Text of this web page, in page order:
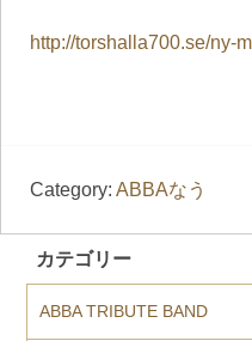
http://torshalla700.se/ny-
Category: ABBAなう
カテゴリー
ABBA TRIBUTE BAND